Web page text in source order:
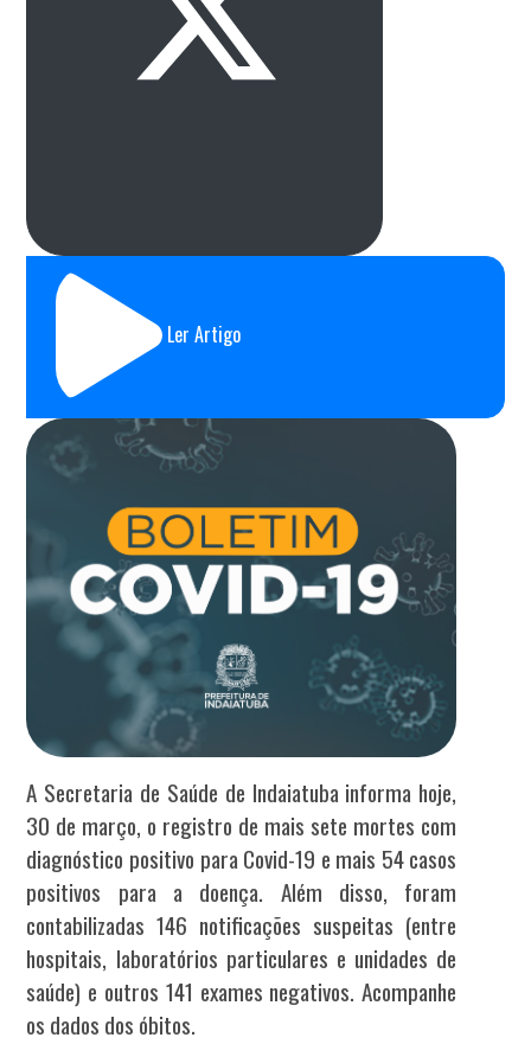
Ler Artigo
A Secretaria de Saúde de Indaiatuba informa hoje,
30 de março, o registro de mais sete mortes com
diagnóstico positivo para Covid-19 e mais 54 casos
positivos para a doença. Além disso, foram
contabilizadas 146 notificações suspeitas (entre
hospitais, laboratórios particulares e unidades de
saúde) e outros 141 exames negativos. Acompanhe
os dados dos óbitos.